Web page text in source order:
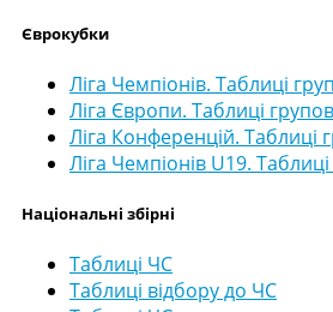
Єврокубки
Ліга Чемпіонів. Таблиці
Ліга Європи. Таблиці
Ліга Конференцій. Таблиці
Ліга Чемпіонів U19.
Національні збірні
Таблиці ЧС
Таблиці відбору до ЧС